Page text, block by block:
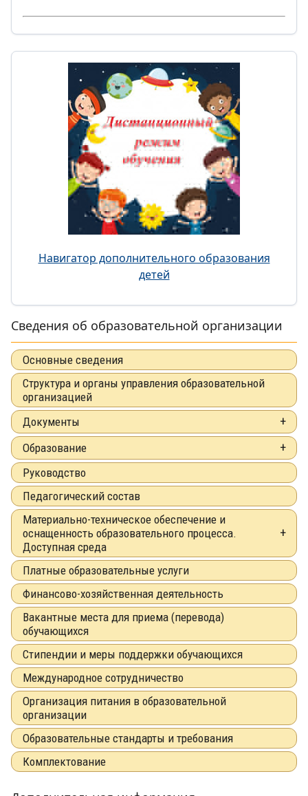
Навигатор дополнительного образования
детей
Сведения об образовательной организации
Основные сведения
Структура и органы управления образовательной
организацией
Документы
Образование
Руководство
Педагогический состав
Материально-техническое обеспечение и
оснащенность образовательного процесса.
Доступная среда
Платные образовательные услуги
Финансово-хозяйственная деятельность
Вакантные места для приема (перевода)
обучающихся
Стипендии и меры поддержки обучающихся
Международное сотрудничество
Организация питания в образовательной
организации
Образовательные стандарты и требования
Комплектование